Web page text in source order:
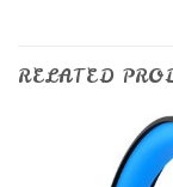
RELATED